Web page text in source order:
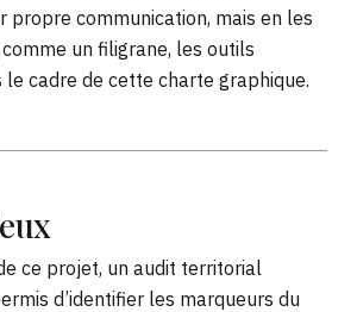
propre communication, mais en les
un filigrane, les outils
cadre de cette charte graphique.
ce projet, un audit territorial
d’identifier les marqueurs du